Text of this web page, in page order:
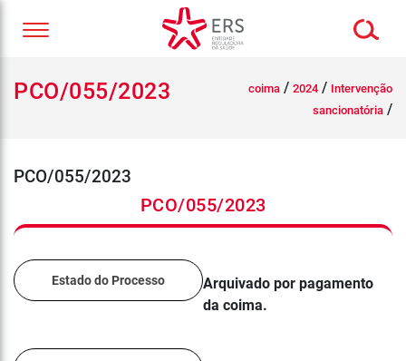
PCO/055/2023 coima / 2024 / Intervenção
sancionatória /
PCO/055/2023
PCO/055/2023
Estado do Processo
Arquivado por pagamento
da coima.